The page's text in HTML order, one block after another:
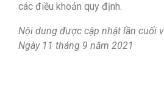
các điều khoản quy định.
Nội dung được cập nhật lần cuối
Ngày 11 tháng 9 năm 2021